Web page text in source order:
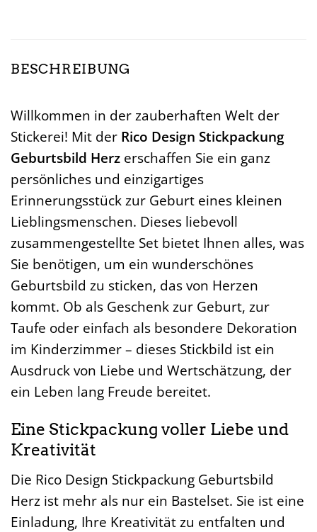
BESCHREIBUNG
Willkommen in der zauberhaften Welt der
Stickerei! Mit der Rico Design Stickpackung
Geburtsbild Herz erschaffen Sie ein ganz
persönliches und einzigartiges
Erinnerungsstück zur Geburt eines kleinen
Lieblingsmenschen. Dieses liebevoll
zusammengestellte Set bietet Ihnen alles, was
Sie benötigen, um ein wunderschönes
Geburtsbild zu sticken, das von Herzen
kommt. Ob als Geschenk zur Geburt, zur
Taufe oder einfach als besondere Dekoration
im Kinderzimmer – dieses Stickbild ist ein
Ausdruck von Liebe und Wertschätzung, der
ein Leben lang Freude bereitet.
Eine Stickpackung voller Liebe und
Kreativität
Die Rico Design Stickpackung Geburtsbild
Herz ist mehr als nur ein Bastelset. Sie ist eine
Einladung, Ihre Kreativität zu entfalten und